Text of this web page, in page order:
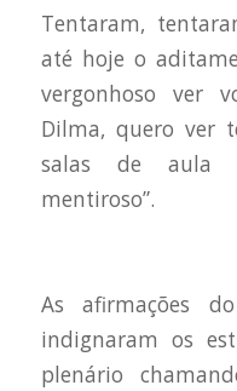
Tentaram,
até hoje o
vergonhoso ver
Dilma, quero ver
salas de aula
mentiroso”.
As afirmações
indignaram os
plenário